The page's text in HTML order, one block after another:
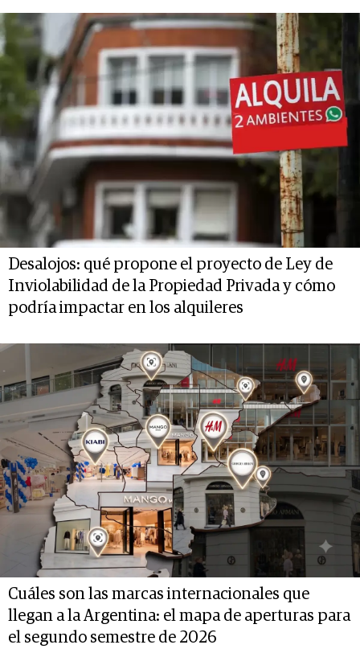
Desalojos: qué propone el proyecto de Ley de
Inviolabilidad de la Propiedad Privada y cómo
podría impactar en los alquileres
Cuáles son las marcas internacionales que
llegan a la Argentina: el mapa de aperturas para
el segundo semestre de 2026